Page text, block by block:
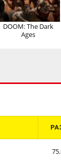
DOOM: The Dark
Ages